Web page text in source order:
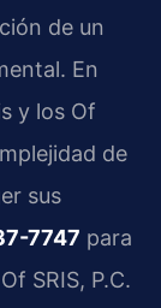
de un
En
y los Of
de
sus
7747 para
SRIS, P.C.